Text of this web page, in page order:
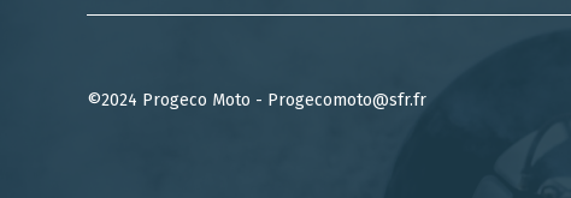
©2024 Progeco Moto - Progecomoto@sfr.fr